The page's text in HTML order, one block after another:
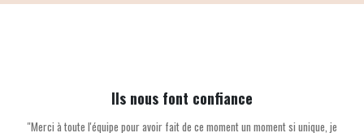
Ils nous font confiance
''Merci à toute l'équipe pour avoir fait de ce moment un moment si unique, je